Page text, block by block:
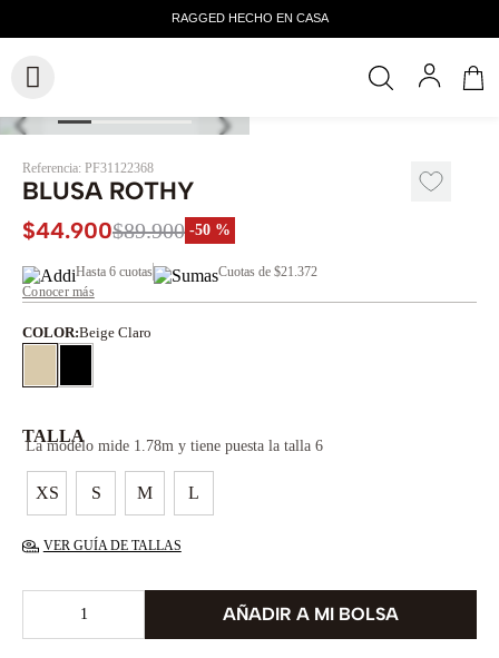
Referencia: PF31122368
BLUSA ROTHY
$44.900$89.900 -50 %
Hasta 6 cuotas Cuotas de $21.372
Conocer más
COLOR:Beige Claro
TALLA
XS S M L
La modelo mide 1.78m y tiene puesta la talla 6
VER GUÍA DE TALLAS